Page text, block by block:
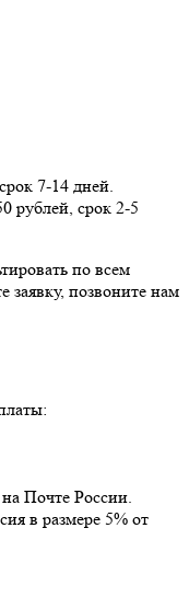
7-14 дней.
рублей, срок 2-5
по всем
заявку, позвоните нам
Почте России.
в размере 5% от